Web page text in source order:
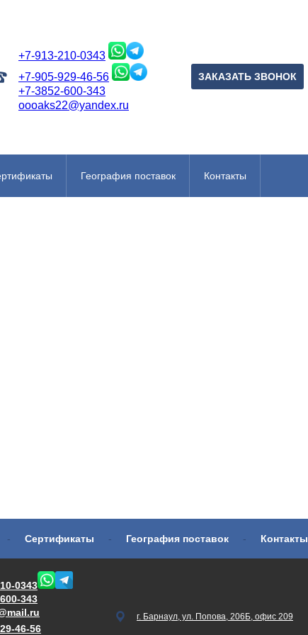
+7-913-210-0343
+7-905-929-46-56
+7-3852-600-343
oooaks22@yandex.ru
ЗАКАЗАТЬ ЗВОНОК
География поставок Контакты
- Сертификаты - География поставок - Контакты
0343
343
46-56
г. Барнаул, ул. Попова, 206Б, офис 209